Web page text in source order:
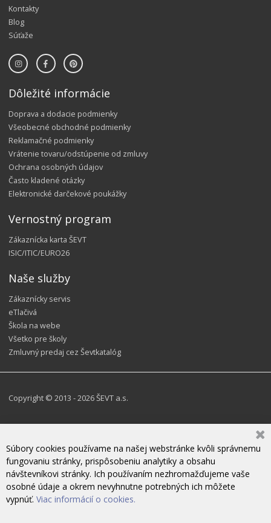
Kontakty
Blog
Súťaže
Dôležité informácie
Doprava a dodacie podmienky
Všeobecné obchodné podmienky
Reklamačné podmienky
Vrátenie tovaru/odstúpenie od zmluvy
Ochrana osobných údajov
Často kladené otázky
Elektronické darčekové poukážky
Vernostný program
Zákaznícka karta ŠEVT
ISIC/ITIC/EURO26
Naše služby
Zákaznícky servis
eTlačivá
Škola na webe
Všetko pre školy
Zmluvný predaj cez Ševtkatalóg
Copyright © 2013 - 2026 ŠEVT a.s.
Súbory cookies používame na našej webstránke kvôli správnemu
fungovaniu stránky, prispôsobeniu analytiky a obsahu
návštevníkovi stránky. Ich používaním nezhromažďujeme vaše
osobné údaje a okrem nevyhnutne potrebných ich môžete
vypnúť. Viac informácií o cookies.